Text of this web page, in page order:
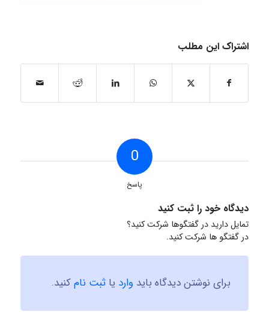
اشتراک این مطلب
0
پاسخ
دیدگاه خود را ثبت کنید
تمایل دارید در گفتگوها شرکت کنید؟
در گفتگو ها شرکت کنید.
برای نوشتن دیدگاه باید وارد یا ثبت نامکنید.